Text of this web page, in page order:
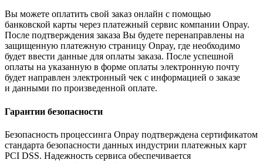
Вы можете оплатить свой заказ онлайн с помощью
банковской карты через платежный сервис компании Onpay.
После подтверждения заказа Вы будете перенаправлены на
защищенную платежную страницу Onpay, где необходимо
будет ввести данные для оплаты заказа. После успешной
оплаты на указанную в форме оплаты электронную почту
будет направлен электронный чек с информацией о заказе
и данными по произведенной оплате.
Гарантии безопасности
Безопасность процессинга Onpay подтверждена сертификатом
стандарта безопасности данных индустрии платежных карт
PCI DSS. Надежность сервиса обеспечивается